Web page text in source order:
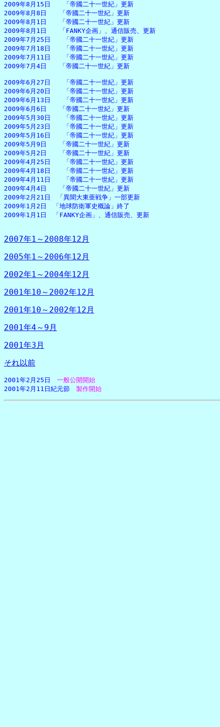
2009年8月15日　　「帝國二十一世紀」更新
2009年8月8日　　「帝國二十一世紀」更新
2009年8月1日　　「帝國二十一世紀」更新
2009年8月1日　　「FANKY企画」、通信販売、更新
2009年7月25日　　「帝國二十一世紀」更新
2009年7月18日　　「帝國二十一世紀」更新
2009年7月11日　　「帝國二十一世紀」更新
2009年7月4日　　「帝國二十一世紀」更新
2009年6月27日　　「帝國二十一世紀」更新
2009年6月20日　　「帝國二十一世紀」更新
2009年6月13日　　「帝國二十一世紀」更新
2009年6月6日　　「帝國二十一世紀」更新
2009年5月30日　　「帝國二十一世紀」更新
2009年5月23日　　「帝國二十一世紀」更新
2009年5月16日　　「帝國二十一世紀」更新
2009年5月9日　　「帝國二十一世紀」更新
2009年5月2日　　「帝國二十一世紀」更新
2009年4月25日　　「帝國二十一世紀」更新
2009年4月18日　　「帝國二十一世紀」更新
2009年4月11日　　「帝國二十一世紀」更新
2009年4月4日　　「帝國二十一世紀」更新
2009年2月21日　「異聞大東亜戦争」一部更新
2009年1月2日　「地球防衛軍史概論」終了
2009年1月1日　「FANKY企画」、通信販売、更新
2007年1～2008年12月
2005年1～2006年12月
2002年1～2004年12月
2001年10～2002年12月
2001年10～2002年12月
2001年4～9月
2001年3月
それ以前
2001年2月25日 一般公開開始
2001年2月11日紀元節 製作開始